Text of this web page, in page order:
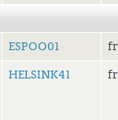
ESPOO01
HELSINK41